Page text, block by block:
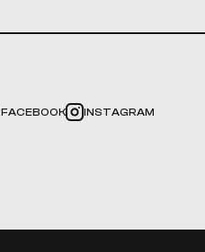
FACEBOOK INSTAGRAM